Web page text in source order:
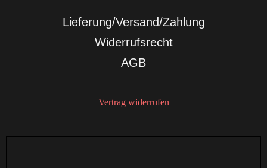
Lieferung/Versand/Zahlung
Widerrufsrecht
AGB
Vertrag widerrufen